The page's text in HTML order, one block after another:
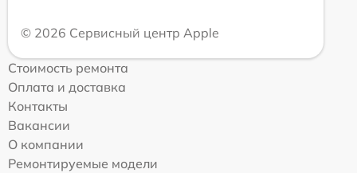
© 2026 Сервисный центр Apple
Стоимость ремонта
Оплата и доставка
Контакты
Вакансии
О компании
Ремонтируемые модели